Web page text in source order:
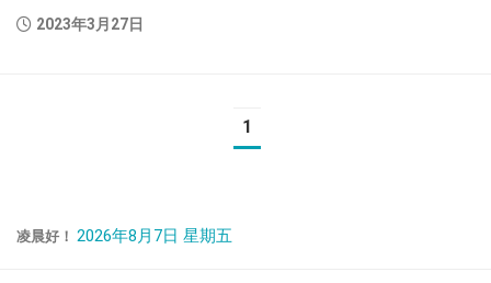
2023年3月27日
1
凌晨好！ 2026年8月7日 星期五